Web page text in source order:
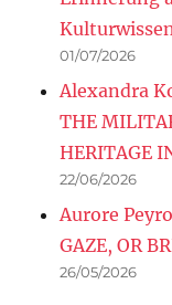
01/07/2026
Alexandra
THE
HERITAGE
22/06/2026
Aurore
GAZE, OR
26/05/2026